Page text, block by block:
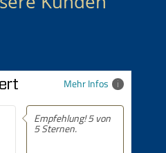
Mehr Infos
Empfehlung! 5 von
5 Sternen.